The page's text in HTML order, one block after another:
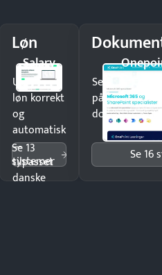
Løn
Salary
Udbetal
løn korrekt
og
automatisk
—
tilpasset
danske
Se 13
systemer
Send
på minutter
dokumenter.
Se 16